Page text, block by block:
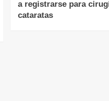
a registrarse para
cataratas